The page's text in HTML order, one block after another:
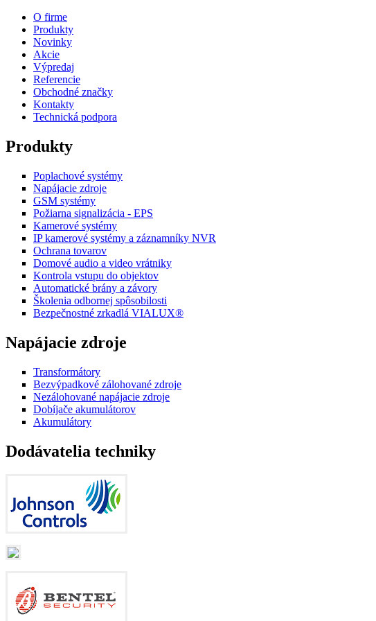
O firme
Produkty
Novinky
Akcie
Výpredaj
Referencie
Obchodné značky
Kontakty
Technická podpora
Produkty
Poplachové systémy
Napájacie zdroje
GSM systémy
Požiarna signalizácia - EPS
Kamerové systémy
IP kamerové systémy a záznamníky NVR
Ochrana tovarov
Domové audio a video vrátniky
Kontrola vstupu do objektov
Automatické brány a závory
Školenia odbornej spôsobilosti
Bezpečnostné zrkadlá VIALUX®
Napájacie zdroje
Transformátory
Bezvýpadkové zálohované zdroje
Nezálohované napájacie zdroje
Dobíjače akumulátorov
Akumulátory
Dodávatelia techniky